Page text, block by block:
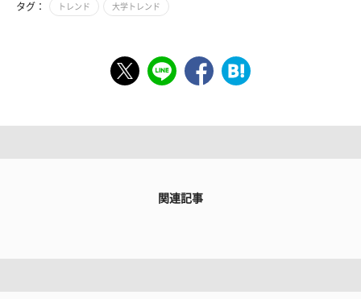
タグ： トレンド 大学トレンド
関連記事